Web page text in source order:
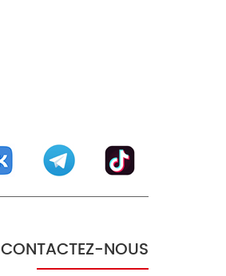
CONTACTEZ-NOUS